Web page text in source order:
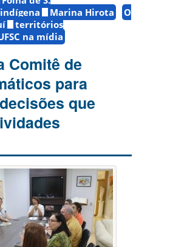
indígena Marina Hirota
O
territórios
na mídia
Comitê de
para
que